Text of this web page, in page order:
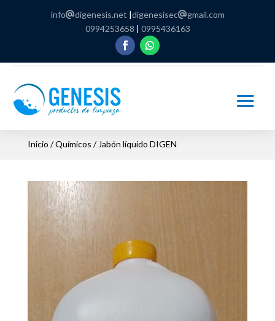
info digenesis.net |digenesisec
gmail.com
0994253658 | 0995436163
Inicio /Químicos / Jabón líquido DIGEN